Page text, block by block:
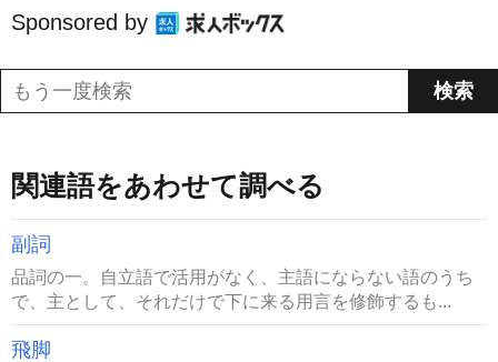
Sponsored by
関連語をあわせて調べる
副詞
品詞の一。自立語で活用がなく、主語にならない語のうち
で、主として、それだけで下に来る用言を修飾するも...
飛脚